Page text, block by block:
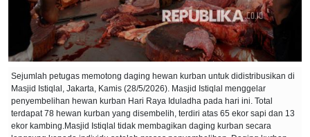
Sejumlah petugas memotong daging hewan kurban untuk didistribusikan di
Masjid Istiqlal, Jakarta, Kamis (28/5/2026). Masjid Istiqlal menggelar
penyembelihan hewan kurban Hari Raya Iduladha pada hari ini. Total
terdapat 78 hewan kurban yang disembelih, terdiri atas 65 ekor sapi dan 13
ekor kambing.Masjid Istiqlal tidak membagikan daging kurban secara